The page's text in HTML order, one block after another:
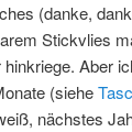
(danke,
Stickvlies
Aber
(siehe
nächstes